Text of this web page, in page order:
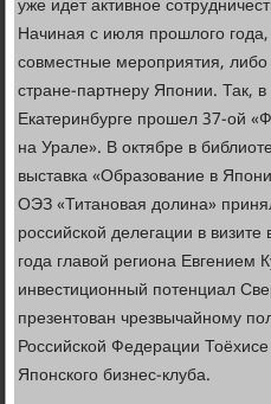
уже идет активное
Начиная с июля прошлого
совместные мероприятия,
стране-партнеру Японии. Так,
Екатеринбурге прошел 37-ой
на Урале». В октябре в
выставка «Образование в
ОЭЗ «Титановая долина»
российской делегации в
года главой региона
инвестиционный потенциал
презентован чрезвычайному
Российской Федерации
Японского бизнес-клуба.